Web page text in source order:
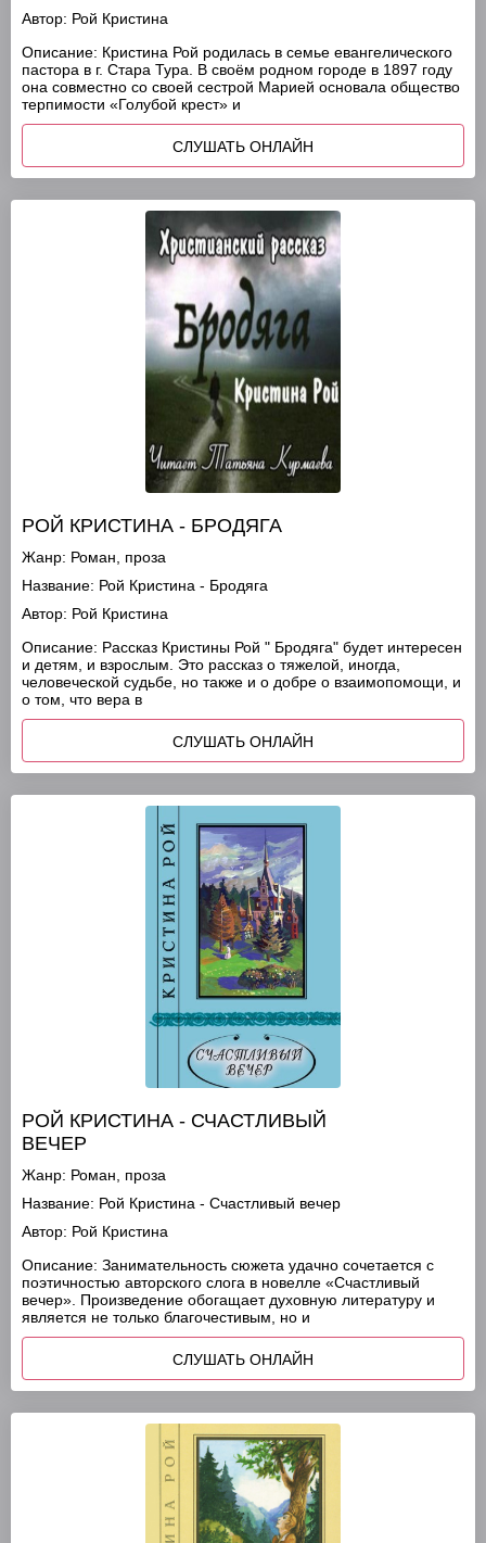
Автор: Рой Кристина
Описание: Кристина Рой родилась в семье евангелического
пастора в г. Стара Тура. В своём родном городе в 1897 году
она совместно со своей сестрой Марией основала общество
терпимости «Голубой крест» и
СЛУШАТЬ ОНЛАЙН
РОЙ КРИСТИНА - БРОДЯГА
Жанр: Роман, проза
Название: Рой Кристина - Бродяга
Автор: Рой Кристина
Описание: Рассказ Кристины Рой " Бродяга" будет интересен
и детям, и взрослым. Это рассказ о тяжелой, иногда,
человеческой судьбе, но также и о добре о взаимопомощи, и
о том, что вера в
СЛУШАТЬ ОНЛАЙН
РОЙ КРИСТИНА - СЧАСТЛИВЫЙ
ВЕЧЕР
Жанр: Роман, проза
Название: Рой Кристина - Счастливый вечер
Автор: Рой Кристина
Описание: Занимательность сюжета удачно сочетается с
поэтичностью авторского слога в новелле «Счастливый
вечер». Произведение обогащает духовную литературу и
является не только благочестивым, но и
СЛУШАТЬ ОНЛАЙН